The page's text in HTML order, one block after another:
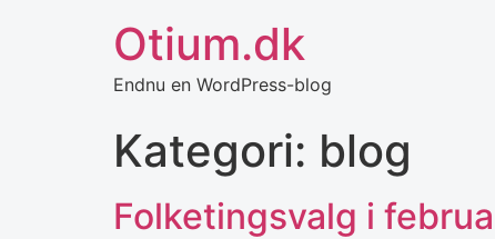
Otium.dk
Endnu en WordPress-blog
Kategori: blog
Folketingsvalg i